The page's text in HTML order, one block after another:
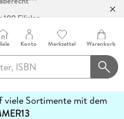
Filialen
Konto Merkzettel Warenkorb
viele Sortimente mit dem